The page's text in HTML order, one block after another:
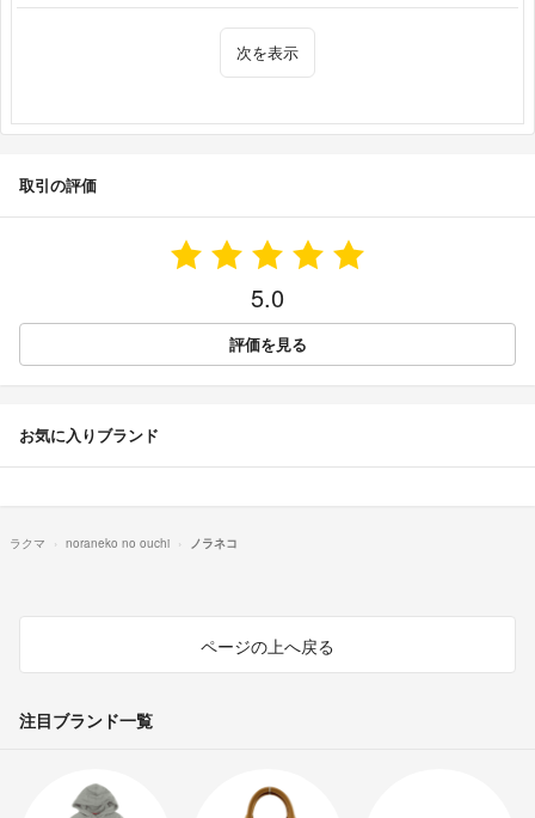
次を表示
取引の評価
5.0
評価を見る
お気に入りブランド
ラクマ noraneko no ouchi ノラネコ
ページの上へ戻る
注目ブランド一覧